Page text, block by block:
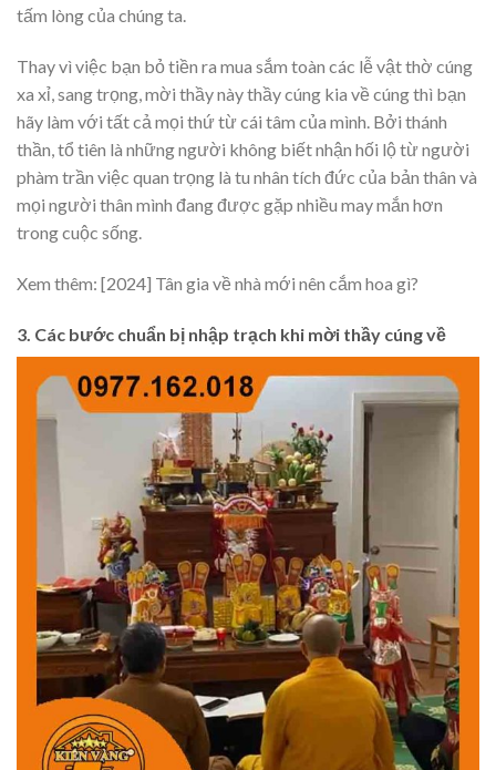
tấm lòng của chúng ta.
Thay vì việc bạn bỏ tiền ra mua sắm toàn các lễ vật thờ cúng
xa xỉ, sang trọng, mời thầy này thầy cúng kia về cúng thì bạn
hãy làm với tất cả mọi thứ từ cái tâm của mình. Bởi thánh
thần, tổ tiên là những người không biết nhận hối lộ từ người
phàm trần việc quan trọng là tu nhân tích đức của bản thân và
mọi người thân mình đang được gặp nhiều may mắn hơn
trong cuộc sống.
Xem thêm: [2024] Tân gia về nhà mới nên cắm hoa gì?
3. Các bước chuẩn bị nhập trạch khi mời thầy cúng về